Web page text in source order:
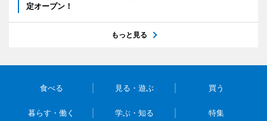
定オープン！
もっと見る
食べる 見る・遊ぶ 買う
暮らす・働く 学ぶ・知る 特集